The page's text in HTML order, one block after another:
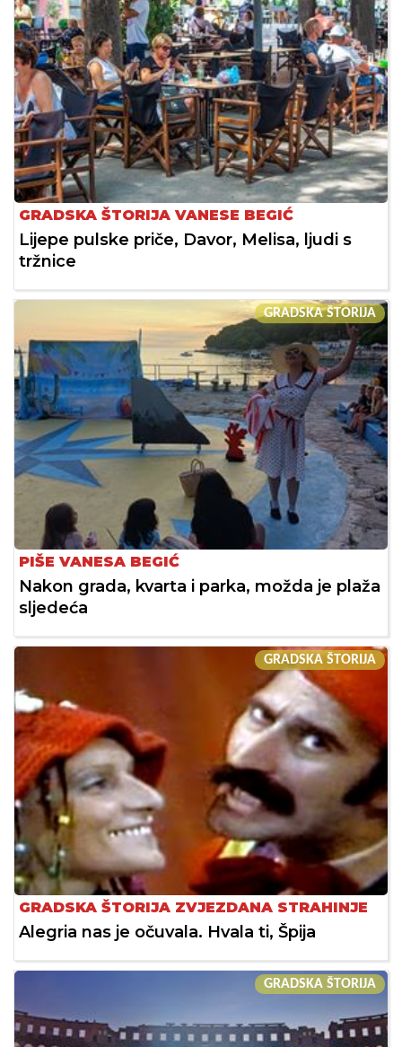
GRADSKA ŠTORIJA VANESE BEGIĆ
Lijepe pulske priče, Davor, Melisa, ljudi s
tržnice
GRADSKA ŠTORIJA
PIŠE VANESA BEGIĆ
Nakon grada, kvarta i parka, možda je plaža
sljedeća
GRADSKA ŠTORIJA
GRADSKA ŠTORIJA ZVJEZDANA STRAHINJE
Alegria nas je očuvala. Hvala ti, Špija
GRADSKA ŠTORIJA